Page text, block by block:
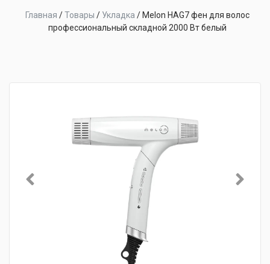
Главная /Товары / Укладка / Melon HAG7 фен для волос
профессиональный складной 2000 Вт белый